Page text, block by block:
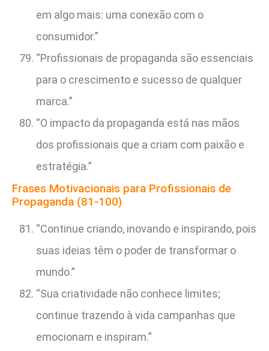
em algo mais: uma conexão com o
consumidor.”
“Profissionais de propaganda são essenciais
para o crescimento e sucesso de qualquer
marca.”
“O impacto da propaganda está nas mãos
dos profissionais que a criam com paixão e
estratégia.”
Frases Motivacionais para Profissionais de
Propaganda (81-100)
“Continue criando, inovando e inspirando, pois
suas ideias têm o poder de transformar o
mundo.”
“Sua criatividade não conhece limites;
continue trazendo à vida campanhas que
emocionam e inspiram.”